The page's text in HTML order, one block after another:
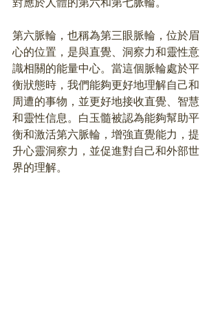
第六脈輪，也稱為第三眼脈輪，位於眉
心的位置，是與直覺、洞察力和靈性意
識相關的能量中心。當這個脈輪處於平
衡狀態時，我們能夠更好地理解自己和
周遭的事物，並更好地接收直覺、智慧
和靈性信息。白玉髓被認為能夠幫助平
衡和激活第六脈輪，增強直覺能力，提
升心靈洞察力，並促進對自己和外部世
界的理解。